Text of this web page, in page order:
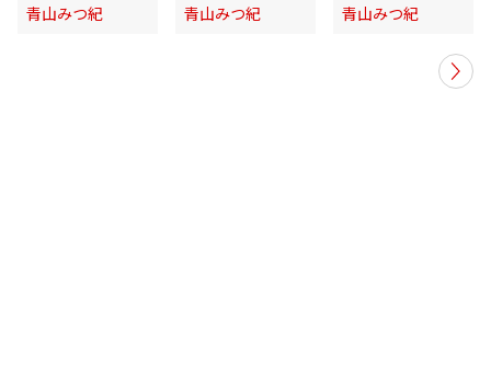
青山みつ紀
青山みつ紀
青山みつ紀